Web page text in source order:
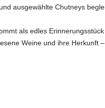
ausgewählte Chutneys
als edles
Weine und ihre Herkunft